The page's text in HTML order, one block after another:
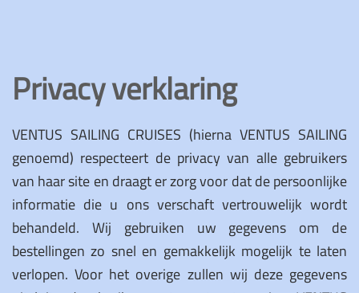
Privacy verklaring
VENTUS SAILING CRUISES (hierna VENTUS SAILING
genoemd) respecteert de privacy van alle gebruikers
van haar site en draagt er zorg voor dat de persoonlijke
informatie die u ons verschaft vertrouwelijk wordt
behandeld. Wij gebruiken uw gegevens om de
bestellingen zo snel en gemakkelijk mogelijk te laten
verlopen. Voor het overige zullen wij deze gegevens